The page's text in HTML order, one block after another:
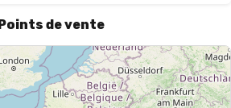
Points de vente